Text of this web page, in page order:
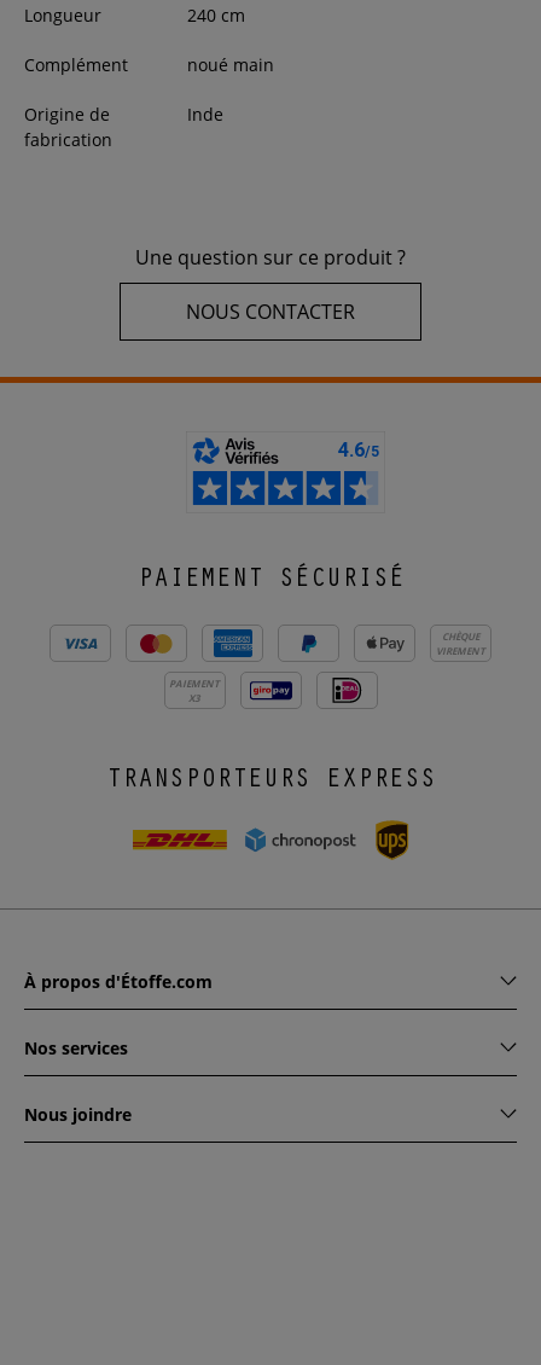
Longueur 240cm
Complément noué main
Origine de
fabrication
Inde
Une question sur ce produit ?
NOUS CONTACTER
PAIEMENT SÉCURISÉ
CHÈQUE
VIREMENT
PAIEMENT
X3
TRANSPORTEURS EXPRESS
À propos d'Étoffe.com
Nos services
Nous joindre